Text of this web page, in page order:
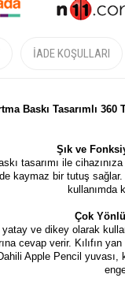
İADE KOŞULLARI
Baskı Tasarımlı
Şık ve
tasarımı ile
kaymaz bir tutuş
kullanımda
Çok
yatay ve dikey olarak
cevap verir. Kılıfın
Apple Pencil yuvası,